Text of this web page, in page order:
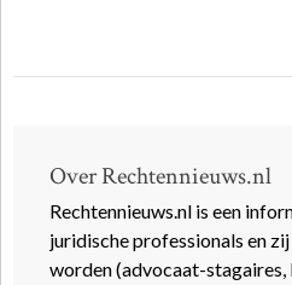
Over Rechtennieuws.nl
Rechtennieuws.nl is een
juridische professionals en
worden (advocaat-